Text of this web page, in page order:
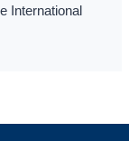
International